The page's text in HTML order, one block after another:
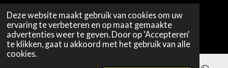
Deze website maakt gebruik van cookies om uw
ervaring te verbeteren en op maat gemaakte
advertenties weer te geven. Door op ‘Accepteren’
te klikken, gaat u akkoord met het gebruik van alle
cookies.